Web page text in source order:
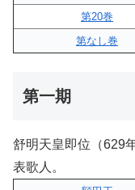
第20巻
第なし巻
第一期
舒明天皇即位（629
表歌人。